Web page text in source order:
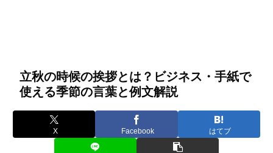
立秋の時候の挨拶とは？ビジネス・手紙で
使える季節の言葉と例文解説
X Facebook はてブ